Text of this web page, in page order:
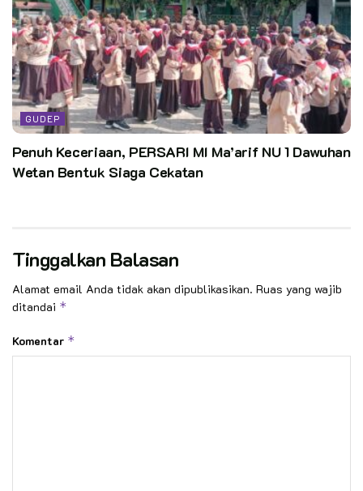
GUDEP
Penuh Keceriaan, PERSARI MI Ma’arif NU 1 Dawuhan
Wetan Bentuk Siaga Cekatan
Tinggalkan Balasan
Alamat email Anda tidak akan dipublikasikan. Ruas yang wajib
ditandai *
Komentar *